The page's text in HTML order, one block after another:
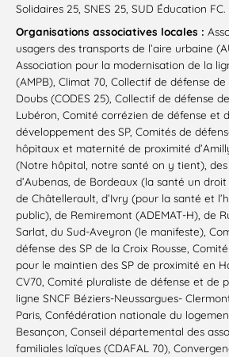
Solidaires 25, SNES 25, SUD Éducation FC.
Organisations associatives locales :
usagers des transports de l’aire urbaine
Association pour la modernisation de la
(AMPB), Climat 70, Collectif de défense
Doubs (CODES 25), Collectif de défense
Lubéron, Comité corrézien de défense et
développement des SP, Comités de
hôpitaux et maternité de proximité
(Notre hôpital, notre santé on y tient), des
d’Aubenas, de Bordeaux (la santé un droit
de Châtellerault, d’Ivry (pour la santé et
public), de Remiremont (ADEMAT-H), de
Sarlat, du Sud-Aveyron (le manifeste),
défense des SP de la Croix Rousse,
pour le maintien des SP de proximité en
CV70, Comité pluraliste de défense et de
ligne SNCF Béziers-Neussargues-
Paris, Confédération nationale du
Besançon, Conseil départemental des
familiales laïques (CDAFAL 70),